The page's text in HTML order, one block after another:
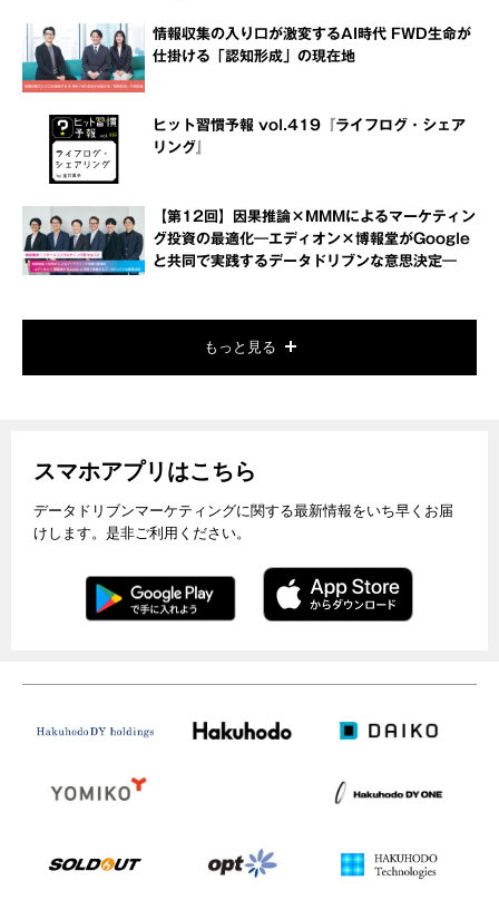
情報収集の入り口が激変するAI時代 FWD生命が
仕掛ける「認知形成」の現在地
ヒット習慣予報 vol.419『ライフログ・シェア
リング』
【第12回】因果推論×MMMによるマーケティン
グ投資の最適化―エディオン×博報堂がGoogle
と共同で実践するデータドリブンな意思決定―
もっと見る
スマホアプリはこちら
データドリブンマーケティングに関する最新情報をいち早くお届
けします。是非ご利用ください。